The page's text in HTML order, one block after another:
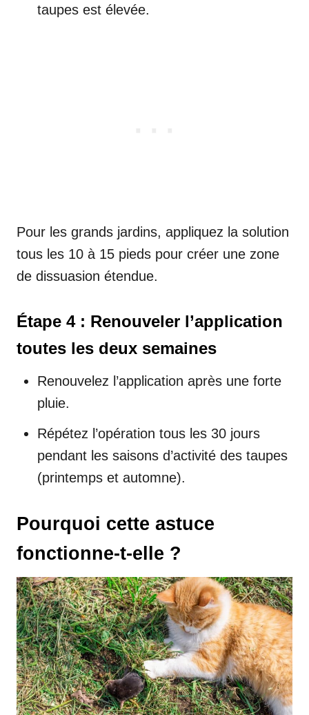
taupes est élevée.
Pour les grands jardins, appliquez la solution
tous les 10 à 15 pieds pour créer une zone
de dissuasion étendue.
Étape 4 : Renouveler l’application
toutes les deux semaines
Renouvelez l’application après une forte
pluie.
Répétez l’opération tous les 30 jours
pendant les saisons d’activité des taupes
(printemps et automne).
Pourquoi cette astuce
fonctionne-t-elle ?